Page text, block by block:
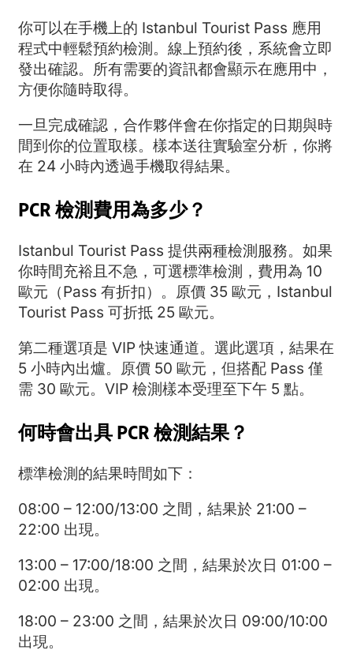
你可以在手機上的 Istanbul Tourist Pass 應用
程式中輕鬆預約檢測。線上預約後，系統會立即
發出確認。所有需要的資訊都會顯示在應用中，
方便你隨時取得。
一旦完成確認，合作夥伴會在你指定的日期與時
間到你的位置取樣。樣本送往實驗室分析，你將
在 24 小時內透過手機取得結果。
PCR 檢測費用為多少？
Istanbul Tourist Pass 提供兩種檢測服務。如果
你時間充裕且不急，可選標準檢測，費用為 10
歐元（Pass 有折扣）。原價 35 歐元，Istanbul
Tourist Pass 可折抵 25 歐元。
第二種選項是 VIP 快速通道。選此選項，結果在
5 小時內出爐。原價 50 歐元，但搭配 Pass 僅
需 30 歐元。VIP 檢測樣本受理至下午 5 點。
何時會出具 PCR 檢測結果？
標準檢測的結果時間如下：
08:00 – 12:00/13:00 之間，結果於 21:00 –
22:00 出現。
13:00 – 17:00/18:00 之間，結果於次日 01:00 –
02:00 出現。
18:00 – 23:00 之間，結果於次日 09:00/10:00
出現。